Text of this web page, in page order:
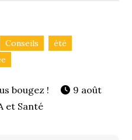
Conseils
été
9 août
et Santé